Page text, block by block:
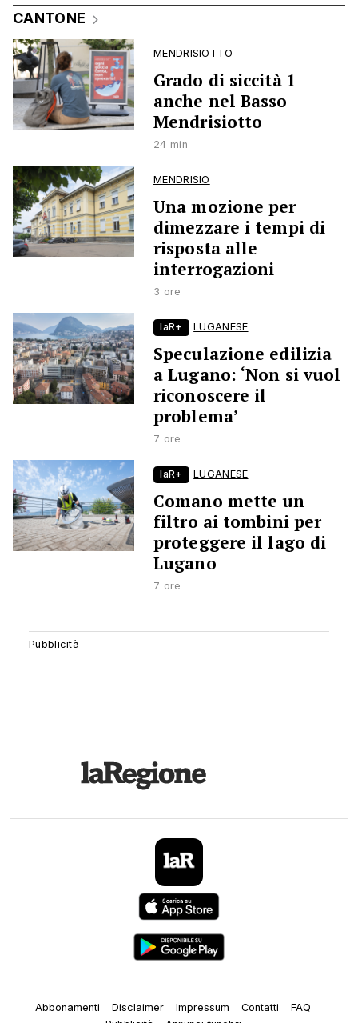
CANTONE
MENDRISIOTTO
Grado di siccità 1
anche nel Basso
Mendrisiotto
24 min
MENDRISIO
Una mozione per
dimezzare i tempi di
risposta alle
interrogazioni
3 ore
laR+ LUGANESE
Speculazione edilizia
a Lugano: ‘Non si vuol
riconoscere il
problema’
7 ore
laR+ LUGANESE
Comano mette un
filtro ai tombini per
proteggere il lago di
Lugano
7 ore
Abbonamenti Disclaimer Impressum Contatti
FAQ